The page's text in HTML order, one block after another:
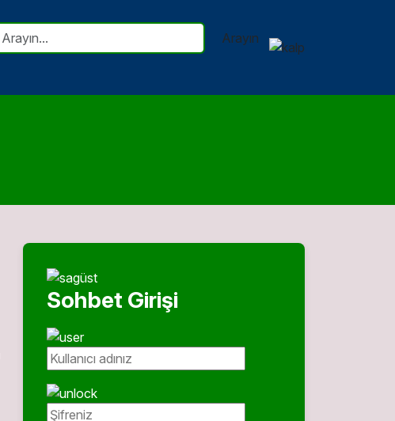
Arayın
Sohbet Girişi